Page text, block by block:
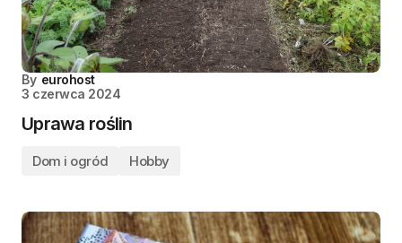
By eurohost
3 czerwca 2024
Uprawa roślin
Dom i ogród Hobby